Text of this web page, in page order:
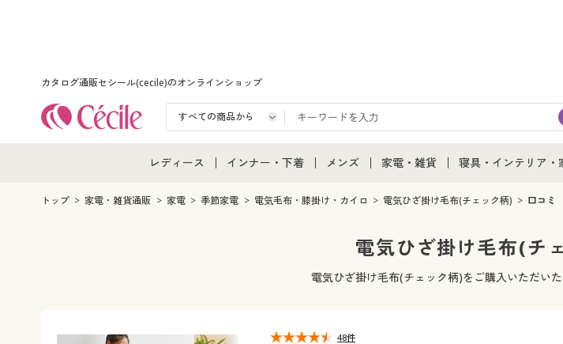
カタログ通販セシール(cecile)のオンラインショップ
レディース
レディース通販すべて
インナー・下着
インナー・下着通販すべて
メンズ
メンズ通販すべて
メンズファッション
メンズ下着
家電・雑貨
家電・雑貨すべて
家電
キッチン・雑貨・日用品
寝具・インテリア・
寝具・インテリア・
家具・収納
寝具・ベッド
トップ 家電・雑貨通販 家電 季節家電 電気毛布・膝掛け・カイロ 電気ひざ掛け毛布(チェック柄) 口コミ
電気ひざ掛け毛布(チ
電気ひざ掛け毛布(チェック柄)をご購入いただい
48件